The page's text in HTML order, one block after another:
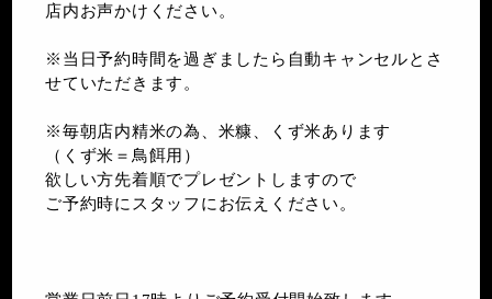
店内お声かけください。
※当日予約時間を過ぎましたら自動キャンセルとさ
せていただきます。
※毎朝店内精米の為、米糠、くず米あります
（くず米＝鳥餌用）
欲しい方先着順でプレゼントしますので
ご予約時にスタッフにお伝えください。